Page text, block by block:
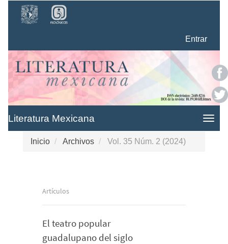
Navegación
principal
Barra
lateral
Entrar
Literatura Mexicana
Inicio Archivos Vol. 35 Núm. 2 (2024)
Artículos
El teatro popular
guadalupano del siglo